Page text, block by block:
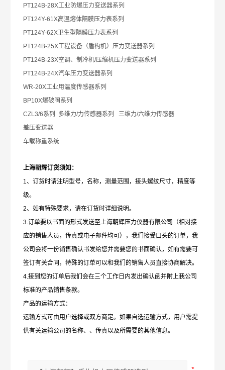
PT124B-28X工业防爆压力变送器系列
PT124Y-61X高温熔体隔膜压力表系列
PT124Y-62X 卫生型隔膜压力表系列
PT124B-25X工程设备（盾构机）压力变送器系列
PT124B-23X空调、制冷机/压缩机压力变送器系列
PT124B-24X汽车压力变送器系列
WR-20X工业用温度传感器系列
BP10X爆破阀系列
CZL3/6系列 多维力/力传感器系列 三维力/六维力传感器
差压变送器
车载称重系统
上海朝辉订货须知：
1、订货时请注明型号，名称，测量范围，接头螺纹尺寸，精度等
级。
2、如有特殊要求，请在订货时详细说明。
3.订单要以书面的形式发送至上海朝辉压力仪器有限公司（相对接
应的销售人员，传真或电子邮件均可），我们接受口头的订单，我
公司会将一份销售确认书发给您并需要您的书面确认，如有需要可
签订有关合同，特殊的订单可以和我们的销售人员直接协商解决。
4.接到您的订单后我们会在三个工作日内发出确认函并附上我公司
标准的产品销售条款。
产品的运输方式：
运输方式可由用户选择或双方商定。如果自选运输方式，用户需提
供有关运输公司的名称、、传真以及所需要的其他信息。